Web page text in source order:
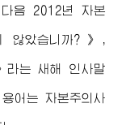
음 2012년 자본
않았습니까?》,
라는 새해 인사말
어는 자본주의사